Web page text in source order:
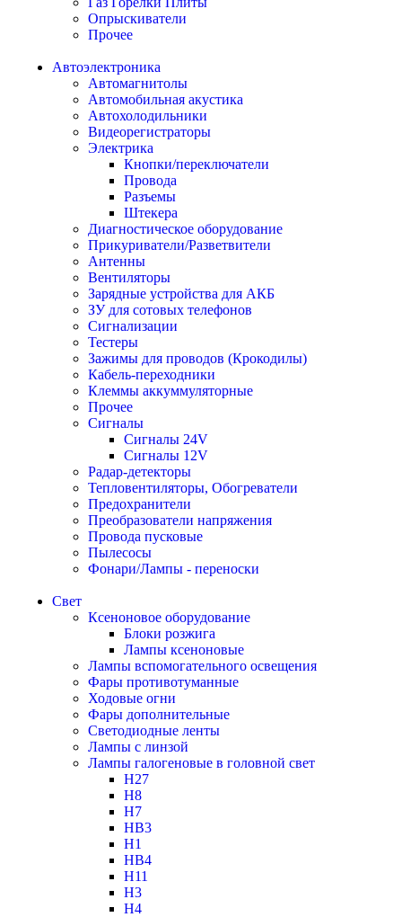
Опрыскиватели
Прочее
Автоэлектроника
Автомагнитолы
Автомобильная акустика
Автохолодильники
Видеорегистраторы
Электрика
Кнопки/переключатели
Провода
Разъемы
Штекера
Диагностическое оборудование
Прикуриватели/Разветвители
Антенны
Вентиляторы
Зарядные устройства для АКБ
ЗУ для сотовых телефонов
Сигнализации
Тестеры
Зажимы для проводов (Крокодилы)
Кабель-переходники
Клеммы аккуммуляторные
Прочее
Сигналы
Сигналы 24V
Сигналы 12V
Радар-детекторы
Тепловентиляторы, Обогреватели
Предохранители
Преобразователи напряжения
Провода пусковые
Пылесосы
Фонари/Лампы - переноски
Свет
Ксеноновое оборудование
Блоки розжига
Лампы ксеноновые
Лампы вспомогательного освещения
Фары противотуманные
Ходовые огни
Фары дополнительные
Светодиодные ленты
Лампы с линзой
Лампы галогеновые в головной свет
H27
H8
H7
HB3
H1
HB4
H11
H3
H4